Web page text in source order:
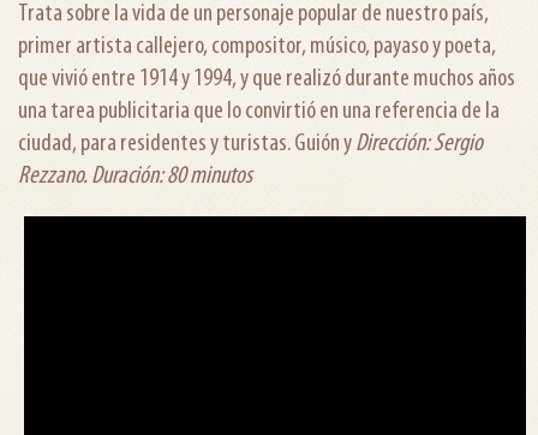
Trata sobre la vida de un personaje popular de nuestro país,
primer artista callejero, compositor, músico, payaso y poeta,
que vivió entre 1914 y 1994, y que realizó durante muchos años
una tarea publicitaria que lo convirtió en una referencia de la
ciudad, para residentes y turistas. Guión yDirección: Sergio
Rezzano. Duración: 80 minutos